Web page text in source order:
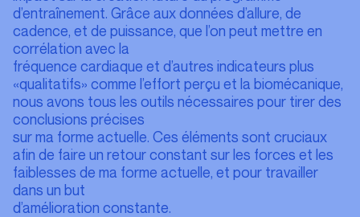
d’entraînement. Grâce aux données d’allure, de
cadence, et de puissance, que l’on peut mettre en
corrélation avec la
fréquence cardiaque et d’autres indicateurs plus
«qualitatifs» comme l’effort perçu et la biomécanique,
nous avons tous les outils nécessaires pour tirer des
conclusions précises
sur ma forme actuelle. Ces éléments sont cruciaux
afin de faire un retour constant sur les forces et les
faiblesses de ma forme actuelle, et pour travailler
dans un but
d’amélioration constante.